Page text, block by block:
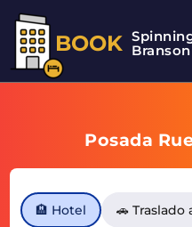
BOOK
Posada
🏨 Hotel 🚗